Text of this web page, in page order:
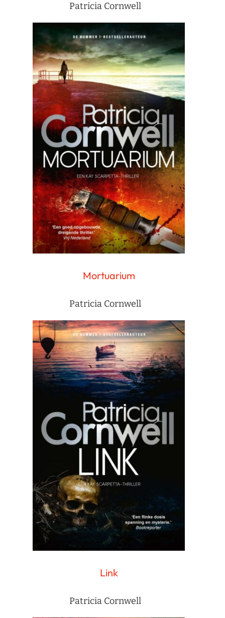
Patricia Cornwell
Mortuarium
Patricia Cornwell
Link
Patricia Cornwell